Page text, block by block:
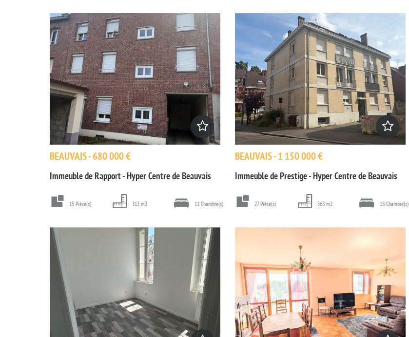
BEAUVAIS - 680 000 €
Immeuble de Rapport - Hyper Centre de Beauvais
15 Pièce(s) 313 m2 11 Chambre(s)
BEAUVAIS - 1 150 000 €
Immeuble de Prestige - Hyper Centre de Beauvais
27 Pièce(s) 568 m2 18 Chambre(s)